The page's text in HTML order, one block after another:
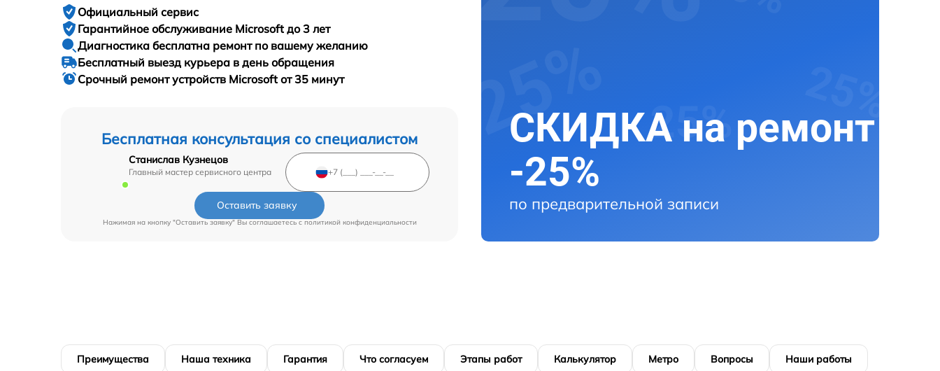
Бесплатная консультация со специалистом
Станислав Кузнецов
Главный мастер сервисного центра
Оставить заявку
Нажимая на кнопку "Оставить заявку" Вы соглашаетесь cполитикой конфиденциальности
Официальный сервис
Гарантийное обслуживание Microsoft до 3 лет
Диагностика бесплатна ремонт по вашему желанию
Бесплатный выезд курьера в день обращения
Срочный ремонтустройств Microsoft от 35 минут
СКИДКА на ремонт
-25%
по предварительной записи
Преимущества Наша техника Гарантия Что согласуем Этапы работ Калькулятор Метро Вопросы Наши работы